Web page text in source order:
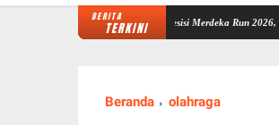
BERITA
TERKINI
Pengamanan Presisi Merdeka Run 2026, Libatkan
Beranda olahraga